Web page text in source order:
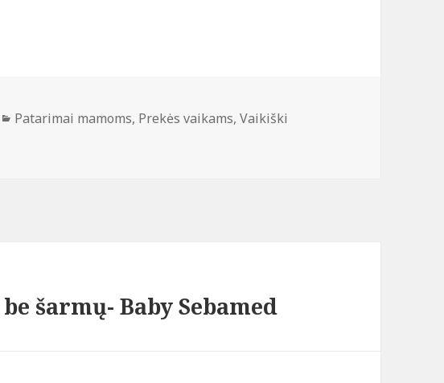
Kategorijos
Patarimai mamoms, Prekės vaikams,Vaikiški
šarmų- Baby Sebamed